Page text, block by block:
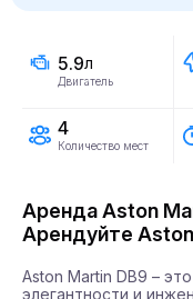
5.9л
Двигатель
4
Количество мест
Аренда Aston
Арендуйте
Aston Martin DB9 –
элегантности и